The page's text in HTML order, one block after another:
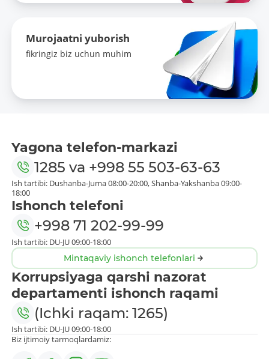
Murojaatni yuborish
fikringiz biz uchun muhim
Yagona telefon-markazi
1285 va +998 55 503-63-63
Ish tartibi: Dushanba-Juma 08:00-20:00, Shanba-Yakshanba 09:00-
18:00
Ishonch telefoni
+998 71 202-99-99
Ish tartibi: DU-JU 09:00-18:00
Mintaqaviy ishonch telefonlari
Korrupsiyaga qarshi nazorat
departamenti ishonch raqami
(Ichki raqam: 1265)
Ish tartibi: DU-JU 09:00-18:00
Biz ijtimoiy tarmoqlardamiz: